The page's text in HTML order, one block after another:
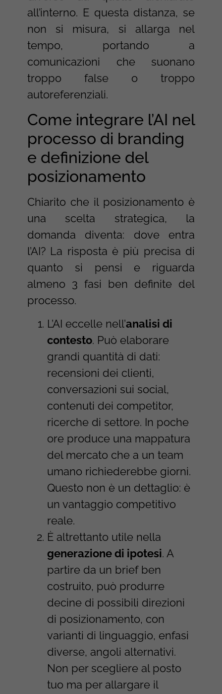
all’interno. E questa distanza, se
non si misura, si allarga nel
tempo, portando a
comunicazioni che suonano
troppo false o troppo
autoreferenziali.
Come integrare l’AI nel
processo di branding
e definizione del
posizionamento
Chiarito che il posizionamento è
una scelta strategica, la
domanda diventa: dove entra
l’AI? La risposta è più precisa di
quanto si pensi e riguarda
almeno 3 fasi ben definite del
processo.
L’AI eccelle nell’analisi di
contesto. Può elaborare
grandi quantità di dati:
recensioni dei clienti,
conversazioni sui social,
contenuti dei competitor,
ricerche di settore. In poche
ore produce una mappatura
del mercato che a un team
umano richiederebbe giorni.
Questo non è un dettaglio: è
un vantaggio competitivo
reale.
È altrettanto utile nella
generazione di ipotesi. A
partire da un brief ben
costruito, può produrre
decine di possibili direzioni
di posizionamento, con
varianti di linguaggio, enfasi
diverse, angoli alternativi.
Non per scegliere al posto
tuo ma per allargare il